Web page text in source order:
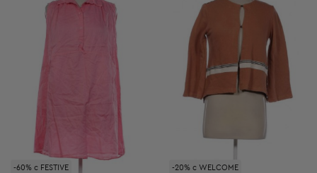
-60% с FESTIVE -20% с WELCOME